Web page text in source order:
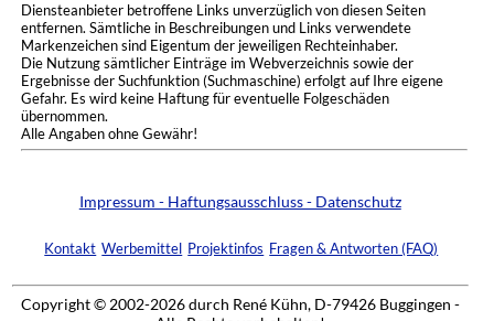
Diensteanbieter betroffene Links unverzüglich von diesen Seiten
entfernen. Sämtliche in Beschreibungen und Links verwendete
Markenzeichen sind Eigentum der jeweiligen Rechteinhaber.
Die Nutzung sämtlicher Einträge im Webverzeichnis sowie der
Ergebnisse der Suchfunktion (Suchmaschine) erfolgt auf Ihre eigene
Gefahr. Es wird keine Haftung für eventuelle Folgeschäden
übernommen.
Alle Angaben ohne Gewähr!
Impressum - Haftungsausschluss - Datenschutz
Kontakt Werbemittel Projektinfos Fragen & Antworten (FAQ)
Copyright © 2002-2026 durch René Kühn, D-79426 Buggingen -